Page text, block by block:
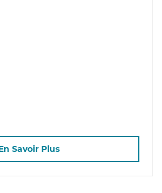
Savoir Plus